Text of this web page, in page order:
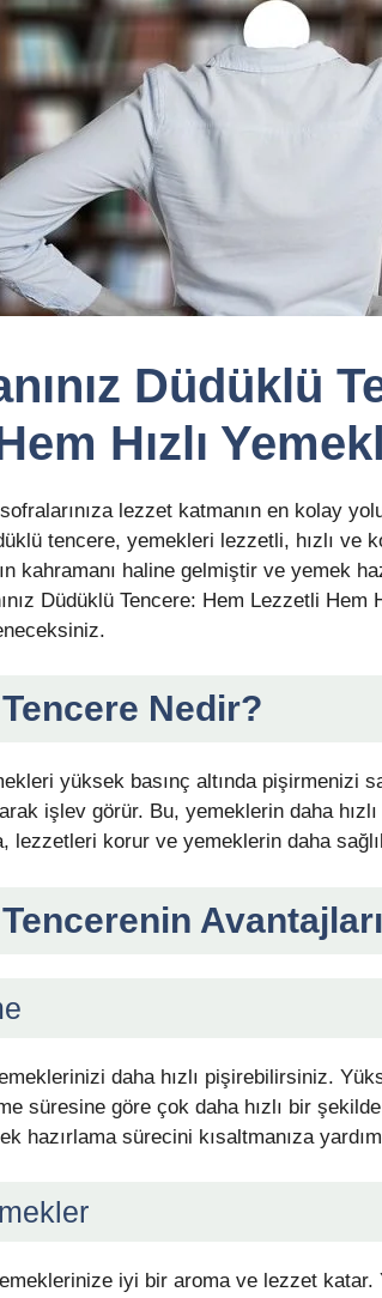
Düdüklü
Hızlı
lezzet katmanın en kolay
tencere, yemekleri lezzetli, hızlı ve
kahramanı haline gelmiştir ve yemek
Düdüklü Tencere: Hem Lezzetli Hem
Nedir?
yüksek basınç altında pişirmenizi
işlev görür. Bu, yemeklerin daha
lezzetleri korur ve yemeklerin daha
daha hızlı pişirebilirsiniz.
süresine göre çok daha hızlı bir
hazırlama sürecini kısaltmanıza
iyi bir aroma ve lezzet katar.